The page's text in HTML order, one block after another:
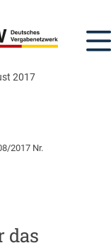
2017
2017 Nr.
das